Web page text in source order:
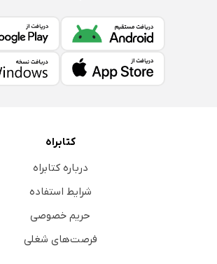
کتابراه
درباره کتابراه
شرایط استفاده
حریم خصوصی
فرصت‌های شغلی